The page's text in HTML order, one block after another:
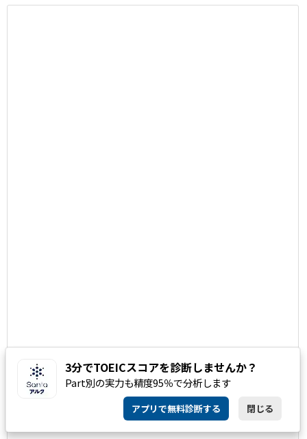
3分でTOEICスコアを診断しませんか？
Part別の実力も精度95％で分析します
アプリで無料診断する 閉じる